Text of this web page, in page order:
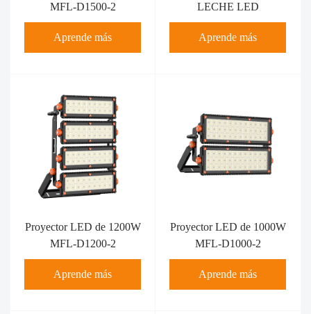
MFL-D1500-2
Aprende más
LECHE LED
Aprende más
Proyector LED de 1200W
MFL-D1200-2
Aprende más
Proyector LED de 1000W
MFL-D1000-2
Aprende más